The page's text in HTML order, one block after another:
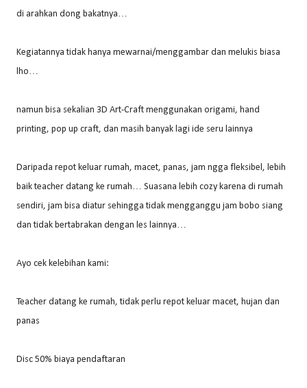
di arahkan dong bakatnya…
Kegiatannya tidak hanya mewarnai/menggambar dan melukis biasa
lho…
namun bisa sekalian 3D Art-Craft menggunakan origami, hand
printing, pop up craft, dan masih banyak lagi ide seru lainnya
Daripada repot keluar rumah, macet, panas, jam ngga fleksibel, lebih
baik teacher datang ke rumah… Suasana lebih cozy karena di rumah
sendiri, jam bisa diatur sehingga tidak mengganggu jam bobo siang
dan tidak bertabrakan dengan les lainnya…
Ayo cek kelebihan kami:
Teacher datang ke rumah, tidak perlu repot keluar macet, hujan dan
panas
Disc 50% biaya pendaftaran